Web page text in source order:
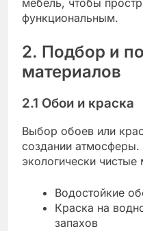
функциональным.
2. Подбор и
материалов
2.1 Обои и краска
Выбор обоев или
создании атмосферы.
экологически
Водостойкие
Краска на
запахов